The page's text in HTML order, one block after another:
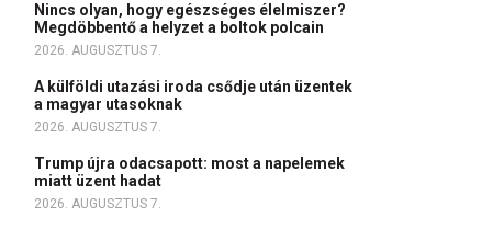
Nincs olyan, hogy egészséges élelmiszer?
Megdöbbentő a helyzet a boltok polcain
2026. AUGUSZTUS 7.
A külföldi utazási iroda csődje után üzentek
a magyar utasoknak
2026. AUGUSZTUS 7.
Trump újra odacsapott: most a napelemek
miatt üzent hadat
2026. AUGUSZTUS 7.